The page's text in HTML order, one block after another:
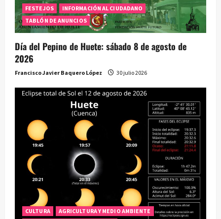
a
s
FESTEJOS
INFORMACIÓN AL CIUDADANO
TABLÓN DE ANUNCIOS
Día del Pepino de Huete: sábado 8 de agosto de
2026
Francisco Javier Baquero López 30 julio 2026
CULTURA
AGRICULTURA Y MEDIO AMBIENTE